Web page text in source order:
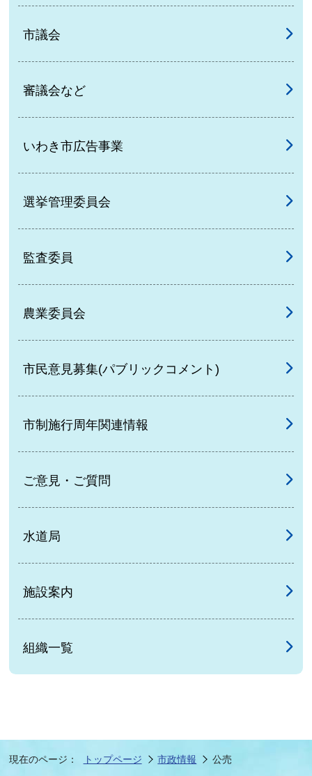
市議会
審議会など
いわき市広告事業
選挙管理委員会
監査委員
農業委員会
市民意見募集(パブリックコメント)
市制施行周年関連情報
ご意見・ご質問
水道局
施設案内
組織一覧
現在のページ： トップページ 市政情報 公売